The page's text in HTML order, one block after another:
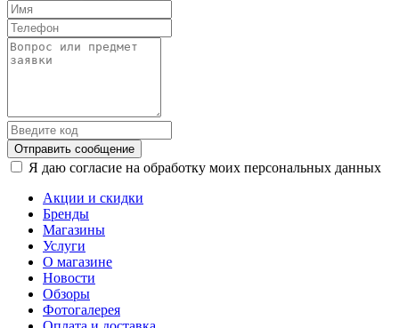
Отправить сообщение
Я даю согласие на обработку моих персональных данных
Акции и скидки
Бренды
Магазины
Услуги
О магазине
Новости
Обзоры
Фотогалерея